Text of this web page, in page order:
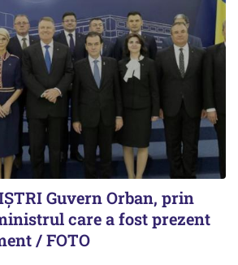
Guvern Orban, prin
care a fost prezent
/ FOTO